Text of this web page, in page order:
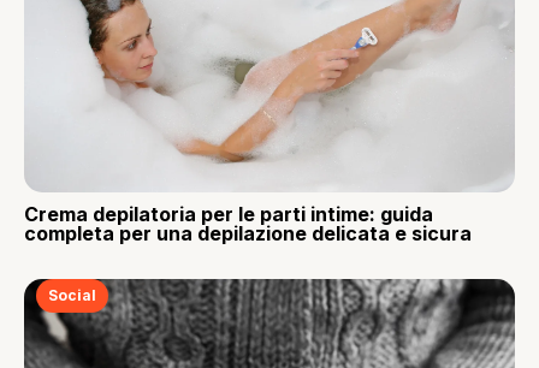
Crema depilatoria per le parti intime: guida
completa per una depilazione delicata e sicura
Social